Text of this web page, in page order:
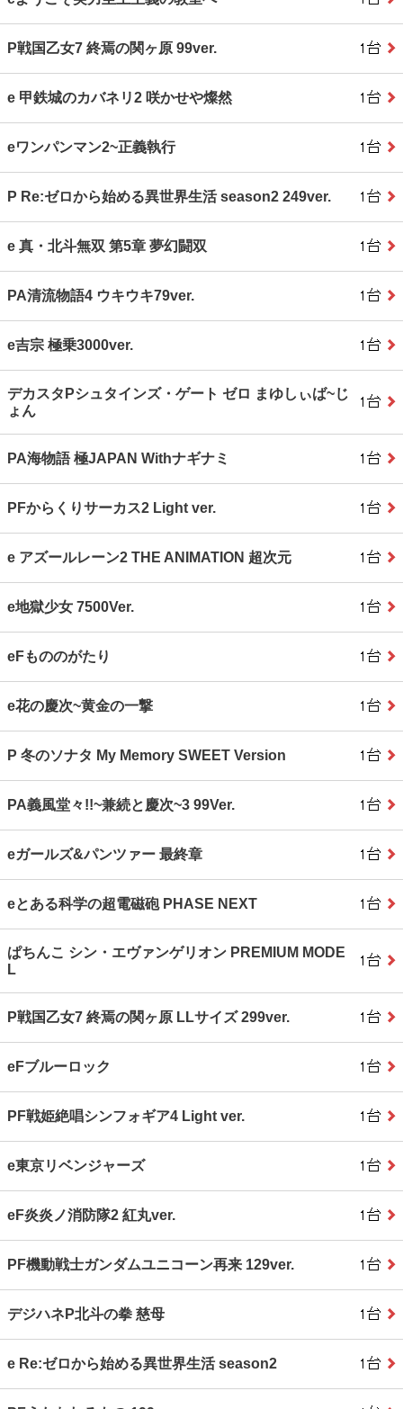
P戦国乙女7 終焉の関ヶ原 99ver.
e 甲鉄城のカバネリ2 咲かせや燦然
eワンパンマン2~正義執行
P Re:ゼロから始める異世界生活 season2 249ver.
e 真・北斗無双 第5章 夢幻闘双
PA清流物語4 ウキウキ79ver.
e吉宗 極乗3000ver.
デカスタPシュタインズ・ゲート ゼロ まゆしぃば~じ
ょん
PA海物語 極JAPAN Withナギナミ
PFからくりサーカス2 Light ver.
e アズールレーン2 THE ANIMATION 超次元
e地獄少女 7500Ver.
eFもののがたり
e花の慶次~黄金の一撃
P 冬のソナタ My Memory SWEET Version
PA義風堂々!!~兼続と慶次~3 99Ver.
eガールズ&パンツァー 最終章
eとある科学の超電磁砲 PHASE NEXT
ぱちんこ シン・エヴァンゲリオン PREMIUM MODE
L
P戦国乙女7 終焉の関ヶ原 LLサイズ 299ver.
eFブルーロック
PF戦姫絶唱シンフォギア4 Light ver.
e東京リベンジャーズ
eF炎炎ノ消防隊2 紅丸ver.
PF機動戦士ガンダムユニコーン再来 129ver.
デジハネP北斗の拳 慈母
e Re:ゼロから始める異世界生活 season2